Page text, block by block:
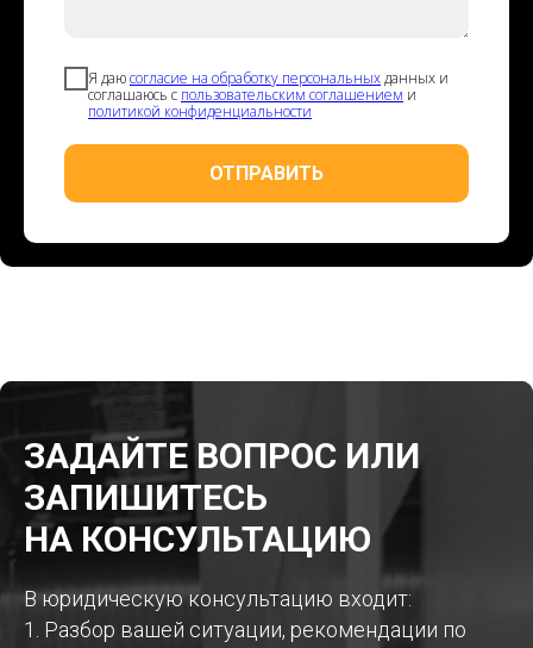
Я даюсогласие на обработку персональныхданных и
соглашаюсь с пользовательским соглашением и
политикой конфиденциальности
ОТПРАВИТЬ
ЗАДАЙТЕ ВОПРОС ИЛИ
ЗАПИШИТЕСЬ
НА КОНСУЛЬТАЦИЮ
В юридическую консультацию входит:
1. Разбор вашей ситуации, рекомендации по